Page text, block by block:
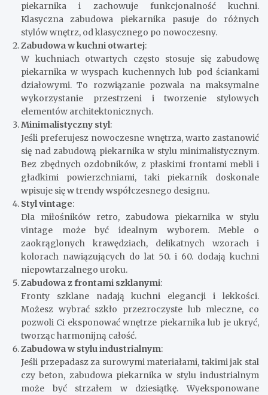
piekarnika i zachowuje funkcjonalność kuchni.
Klasyczna zabudowa piekarnika pasuje do różnych
stylów wnętrz, od klasycznego po nowoczesny.
Zabudowa w kuchni otwartej:
W kuchniach otwartych często stosuje się zabudowę
piekarnika w wyspach kuchennych lub pod ściankami
działowymi. To rozwiązanie pozwala na maksymalne
wykorzystanie przestrzeni i tworzenie stylowych
elementów architektonicznych.
Minimalistyczny styl:
Jeśli preferujesz nowoczesne wnętrza, warto zastanowić
się nad zabudową piekarnika w stylu minimalistycznym.
Bez zbędnych ozdobników, z płaskimi frontami mebli i
gładkimi powierzchniami, taki piekarnik doskonale
wpisuje się w trendy współczesnego designu.
Styl vintage:
Dla miłośników retro, zabudowa piekarnika w stylu
vintage może być idealnym wyborem. Meble o
zaokrąglonych krawędziach, delikatnych wzorach i
kolorach nawiązujących do lat 50. i 60. dodają kuchni
niepowtarzalnego uroku.
Zabudowa z frontami szklanymi:
Fronty szklane nadają kuchni elegancji i lekkości.
Możesz wybrać szkło przezroczyste lub mleczne, co
pozwoli Ci eksponować wnętrze piekarnika lub je ukryć,
tworząc harmonijną całość.
Zabudowa w stylu industrialnym:
Jeśli przepadasz za surowymi materiałami, takimi jak stal
czy beton, zabudowa piekarnika w stylu industrialnym
może być strzałem w dziesiątkę. Wyeksponowane